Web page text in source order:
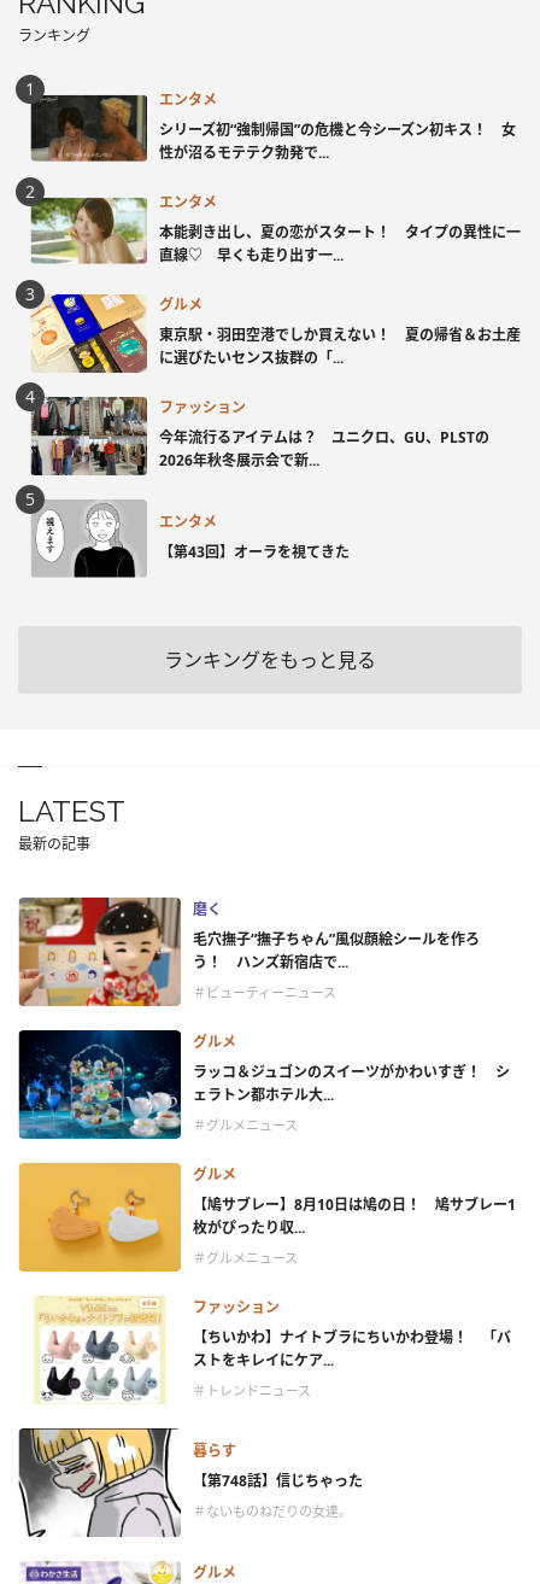
ランキング
エンタメ
シリーズ初“強制帰国”の危機と今シーズン初キス！ 女
性が沼るモテテク勃発で...
エンタメ
本能剥き出し、夏の恋がスタート！ タイプの異性に一
直線♡ 早くも走り出す一...
グルメ
東京駅・羽田空港でしか買えない！ 夏の帰省＆お土産
に選びたいセンス抜群の「...
ファッション
今年流行るアイテムは？ ユニクロ、GU、PLSTの
2026年秋冬展示会で新...
エンタメ
【第43回】オーラを視てきた
ランキングをもっと見る
LATEST
最新の記事
磨く
毛穴撫子“撫子ちゃん”風似顔絵シールを作ろ
う！ ハンズ新宿店で...
＃ビューティーニュース
グルメ
ラッコ＆ジュゴンのスイーツがかわいすぎ！ シ
ェラトン都ホテル大...
＃グルメニュース
グルメ
【鳩サブレー】8月10日は鳩の日！ 鳩サブレー1
枚がぴったり収...
＃グルメニュース
ファッション
【ちいかわ】ナイトブラにちいかわ登場！ 「バ
ストをキレイにケア...
＃トレンドニュース
暮らす
【第748話】信じちゃった
＃ないものねだりの女達。
グルメ